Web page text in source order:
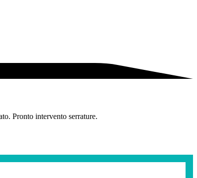
Pronto intervento serrature.